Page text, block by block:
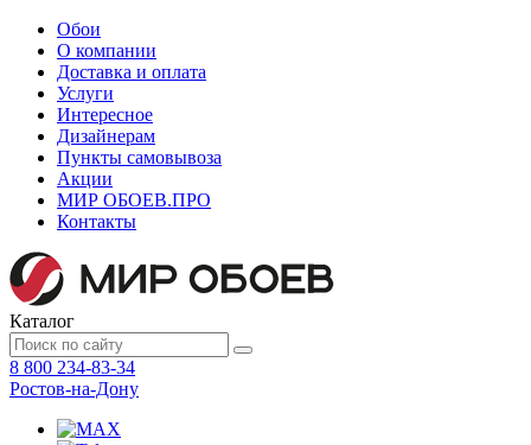
Обои
О компании
Доставка и оплата
Услуги
Интересное
Дизайнерам
Пункты самовывоза
Акции
МИР ОБОЕВ.ПРО
Контакты
Каталог
8 800 234-83-34
Ростов-на-Дону